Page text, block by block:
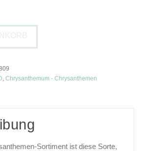
,Chrysanthemum - Chrysanthemen
Sortiment ist diese Sorte,